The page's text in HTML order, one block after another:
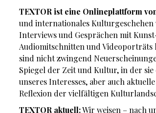
TEXTOR ist eine Onlineplattform
und internationales
Interviews und Gesprächen mit
Audiomitschnitten und
sind nicht zwingend
Spiegel der Zeit und Kultur, in der
unseres Interesses, aber auch
Reflexion der vielfältigen
TEXTOR aktuell:Wir weisen – nach